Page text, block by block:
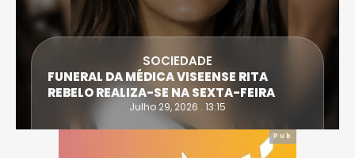
SOCIEDADE
FUNERAL DA MÉDICA VISEENSE RITA
REBELO REALIZA-SE NA SEXTA-FEIRA
Julho 29, 2026 . 13:15
Pub